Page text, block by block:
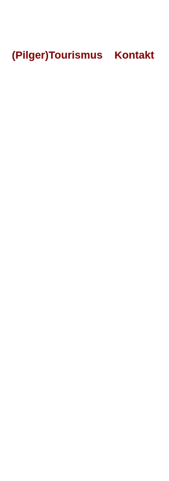
(Pilger)Tourismus Kontakt